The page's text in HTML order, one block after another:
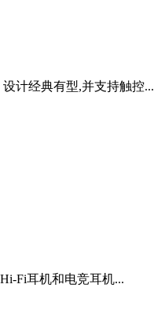
计经典有型,并支持触控...
Fi耳机和电竞耳机...